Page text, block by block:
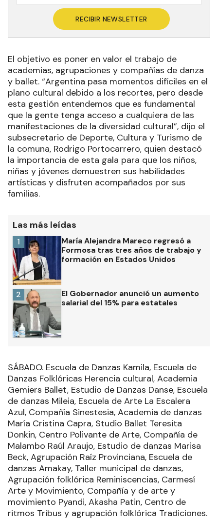
RECIBIR NEWSLETTER
El objetivo es poner en valor el trabajo de
academias, agrupaciones y compañías de danza
y ballet. “Argentina pasa momentos difíciles en el
plano cultural debido a los recortes, pero desde
esta gestión entendemos que es fundamental
que la gente tenga acceso a cualquiera de las
manifestaciones de la diversidad cultural”, dijo el
subsecretario de Deporte, Cultura y Turismo de
la comuna, Rodrigo Portocarrero, quien destacó
la importancia de esta gala para que los niños,
niñas y jóvenes demuestren sus habilidades
artísticas y disfruten acompañados por sus
familias.
Las más leídas
María Alejandra Mareco regresó a
Formosa tras tres años de trabajo y
formación en Estados Unidos
1
El Gobernador anunció un aumento
salarial del 15% para estatales
2
SÁBADO. Escuela de Danzas Kamila, Escuela de
Danzas Folklóricas Herencia cultural, Academia
Gemiers Ballet, Estudio de Danzas Danse, Escuela
de danzas Mileia, Escuela de Arte La Escalera
Azul, Compañía Sinestesia, Academia de danzas
María Cristina Capra, Studio Ballet Teresita
Donkin, Centro Polivante de Arte, Compañía de
Malambo Raúl Araujo, Estudio de danzas Marisa
Beck, Agrupación Raíz Provinciana, Escuela de
danzas Amakay, Taller municipal de danzas,
Agrupación folklórica Reminiscencias, Carmesí
Arte y Movimiento, Compañía y de arte y
movimiento Pyandi, Akasha Patin, Centro de
ritmos Tribus y agrupación folklórica Tradiciones.